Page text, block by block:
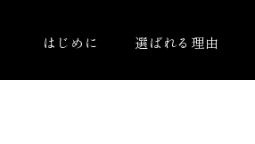
はじめに 選ばれる理由